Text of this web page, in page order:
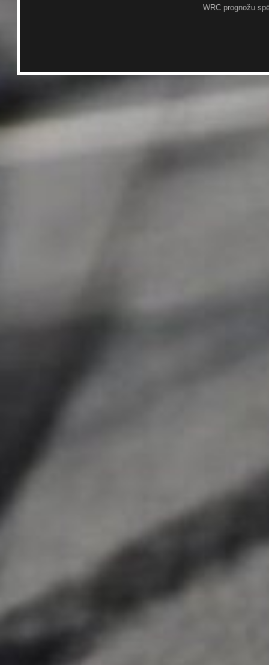
WRC prognožu